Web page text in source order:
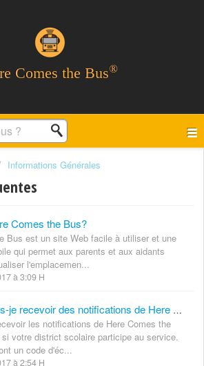
Comes the Bus®
Informations Générales
Comes the Bus?
Bus est un site Web facile à utiliser et une
qui permet aux parents et aux aidants
l'emplacemen...
à 3:09 H
Comment puis-je recevoir des notifications de Here Comes the Bus ?
les notifications de Here Comes the
votre district scolaire participe au service.
un code d'éc...
à 2:54 H